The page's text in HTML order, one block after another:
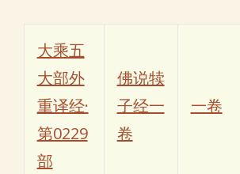
大乘五
大部外
重译经·
第0229
部
佛说犊
子经一
卷
一卷